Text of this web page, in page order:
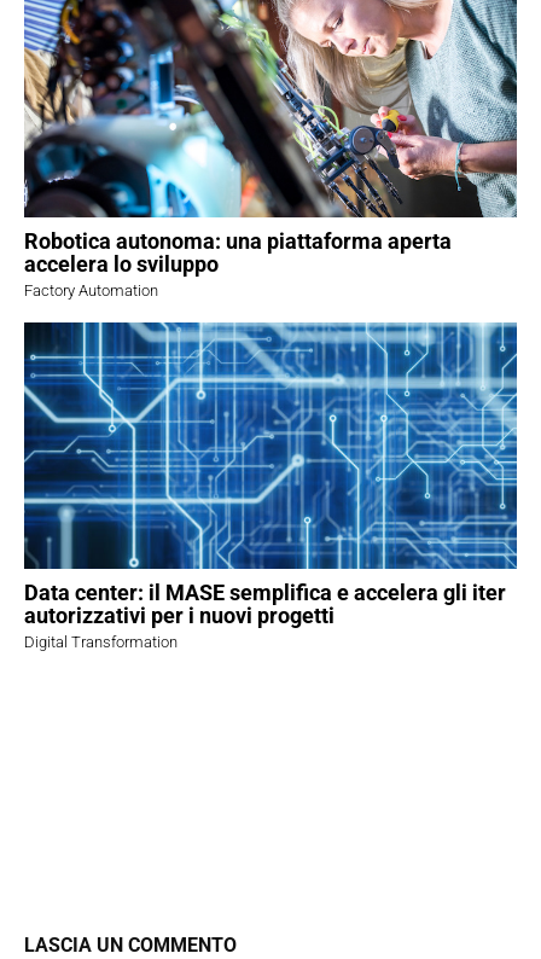
Robotica autonoma: una piattaforma aperta
accelera lo sviluppo
Factory Automation
Data center: il MASE semplifica e accelera gli iter
autorizzativi per i nuovi progetti
Digital Transformation
LASCIA UN COMMENTO